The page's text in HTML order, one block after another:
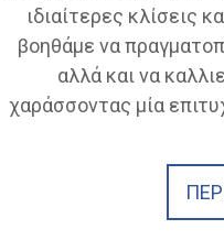
ιδιαίτερες κλίσεις
βοηθάμε να
αλλά και να
χαράσσοντας μία